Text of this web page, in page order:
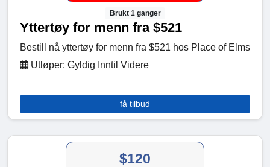
Brukt 1 ganger
Yttertøy for menn fra $521
Bestill nå yttertøy for menn fra $521 hos Place of Elms
Utløper: Gyldig Inntil Videre
få tilbud
$120